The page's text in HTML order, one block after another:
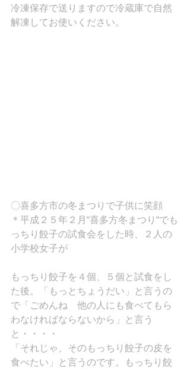
冷凍保存で送りますので冷蔵庫で自然
解凍してお使いください。
〇喜多方市の冬まつりで子供に笑顔
＊平成２５年２月”喜多方冬まつり”でも
っちり餃子の試食会をした時、２人の
小学校女子が
もっちり餃子を４個、５個と試食をし
た後。「もっとちょうだい」と言うの
で「ごめんね　他の人にも食べてもら
わなければならないから」と言う
と・・・・
「それじゃ、そのもっちり餃子の皮を
食べたい」と言うのです。もっちり餃